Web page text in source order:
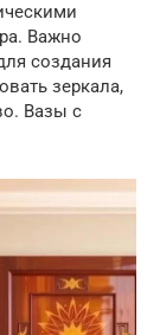
Важно
создания
зеркала,
Вазы с